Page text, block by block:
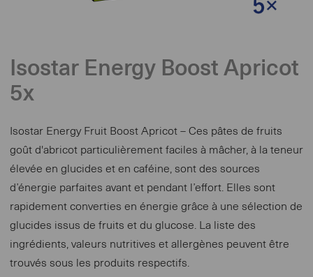
Isostar Energy Boost Apricot
5x
Isostar Energy Fruit Boost Apricot – Ces pâtes de fruits
goût d'abricot particulièrement faciles à mâcher, à la teneur
élevée en glucides et en caféine, sont des sources
d’énergie parfaites avant et pendant l’effort. Elles sont
rapidement converties en énergie grâce à une sélection de
glucides issus de fruits et du glucose. La liste des
ingrédients, valeurs nutritives et allergènes peuvent être
trouvés sous les produits respectifs.